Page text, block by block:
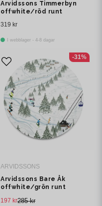
Arvidssons Timmerbyn
offwhite/röd runt
319 kr
I webblager - 4-8 dagar
ARVIDSSONS
Arvidssons Bare Åk
offwhite/grön runt
285 kr
197 kr
-31%